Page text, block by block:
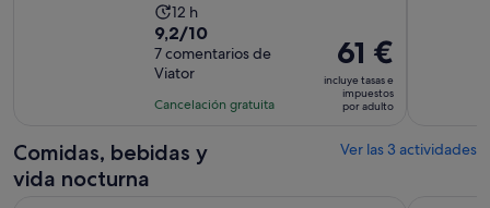
La
duración
de
la
actividad
de
12 h
9.2
sobre
10
con
comentarios
9,2/10
7 comentarios de
Viator
Cancelación gratuita
El
precio
es
de
por
61 €
incluye tasas e
impuestos
por adulto
Comidas, bebidas y
vida nocturna
Ver las 3 actividades